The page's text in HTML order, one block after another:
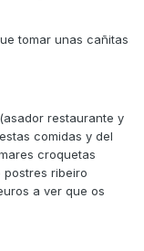
tomar unas cañitas
restaurante y
comidas y del
croquetas
ribeiro
a ver que os